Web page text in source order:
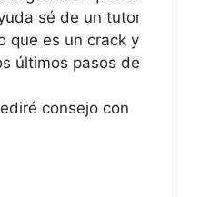
sé de un tutor
que es un crack y
últimos pasos de
consejo con